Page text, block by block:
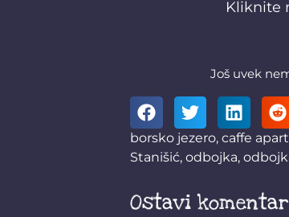
Kliknite
Još uvek
borsko jezero, caffe
Stanišić, odbojka,
Ostavi komentar